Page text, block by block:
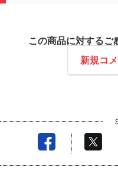
この商品に対するご
新規コ